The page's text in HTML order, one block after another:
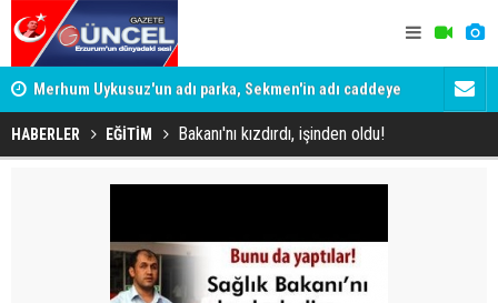
Merhum Uykusuz'un adı parka, Sekmen'in adı caddeye
verildi
HABERLER EĞİTİM Bakanı'nı kızdırdı, işinden oldu!